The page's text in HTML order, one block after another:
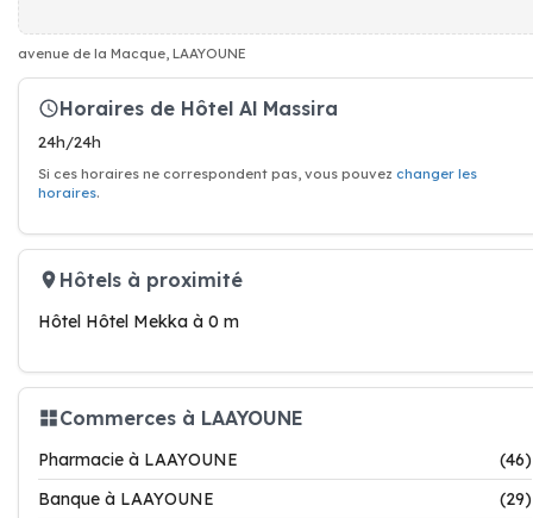
avenue de la Macque, LAAYOUNE
Horaires de Hôtel Al Massira
24h/24h
Si ces horaires ne correspondent pas, vous pouvez changer les
horaires.
Hôtels à proximité
Hôtel Hôtel Mekka à 0 m
Commerces à LAAYOUNE
Pharmacie à LAAYOUNE
(46)
Banque à LAAYOUNE
(29)